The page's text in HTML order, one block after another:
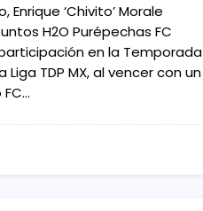
Enrique ‘Chivito’ Morale
H2O Purépechas FC
en la Temporada
TDP MX, al vencer con un